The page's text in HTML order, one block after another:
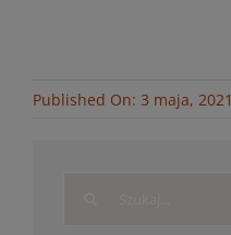
Published On: 3 maja, 2021